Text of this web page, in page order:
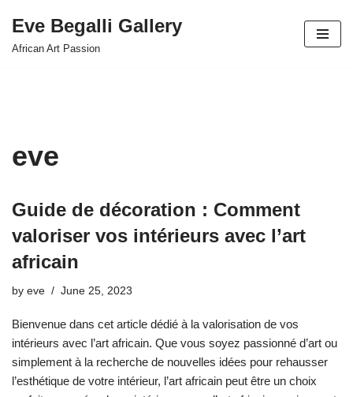
Skip
Eve Begalli Gallery
African Art Passion
eve
Guide de décoration : Comment
valoriser vos intérieurs avec l’art
africain
by eve June 25, 2023
Bienvenue dans cet article dédié à la valorisation de vos
intérieurs avec l’art africain. Que vous soyez passionné d’art ou
simplement à la recherche de nouvelles idées pour rehausser
l’esthétique de votre intérieur, l’art africain peut être un choix